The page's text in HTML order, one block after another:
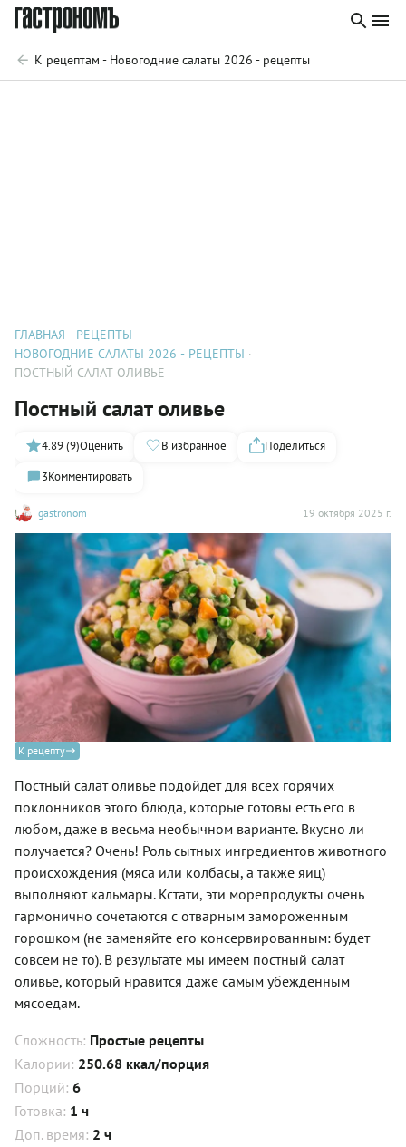
К рецептам - Новогодние салаты 2026 - рецепты
ГЛАВНАЯ
РЕЦЕПТЫ
НОВОГОДНИЕ САЛАТЫ 2026 - РЕЦЕПТЫ
ПОСТНЫЙ САЛАТ ОЛИВЬЕ
Постный салат оливье
gastronom 19 октября 2025 г.
4.89 (9)Оценить В избранное
Поделиться
3Комментировать
К рецепту
Постный салат оливье подойдет для всех горячих
поклонников этого блюда, которые готовы есть его в
любом, даже в весьма необычном варианте. Вкусно ли
получается? Очень! Роль сытных ингредиентов животного
происхождения (мяса или колбасы, а также яиц)
выполняют кальмары. Кстати, эти морепродукты очень
гармонично сочетаются с отварным замороженным
горошком (не заменяйте его консервированным: будет
совсем не то). В результате мы имеем постный салат
оливье, который нравится даже самым убежденным
мясоедам.
Сложность: Простые рецепты
Калории: 250.68 ккал/порция
Порций: 6
Готовка: 1 ч
Доп. время: 2 ч